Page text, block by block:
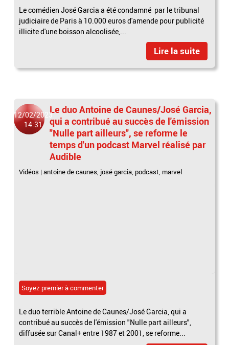
Le comédien José Garcia a été condamné par le tribunal
judiciaire de Paris à 10.000 euros d'amende pour publicité
illicite d'une boisson alcoolisée,...
Lire la suite
12/02/2023
14:31
Le duo Antoine de Caunes/José Garcia,
qui a contribué au succès de l'émission
"Nulle part ailleurs", se reforme le
temps d'un podcast Marvel réalisé par
Audible
Vidéos |antoine de caunes, josé garcia, podcast, marvel
Soyez premier à commenter
Le duo terrible Antoine de Caunes/José Garcia, qui a
contribué au succès de l'émission "Nulle part ailleurs",
diffusée sur Canal+ entre 1987 et 2001, se reforme...